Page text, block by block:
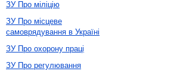
ЗУ Про міліцію
ЗУ Про місцеве
самоврядування в Україні
ЗУ Про охорону праці
ЗУ Про регулювання